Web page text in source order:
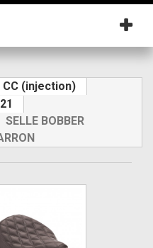
CC (injection)
SELLE BOBBER